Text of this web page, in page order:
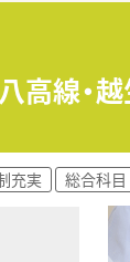
た成長を続け
きるなど柔
ポートし合
の勤務コース
を最優先に決
切にしながら
高線・
充実 総合科目